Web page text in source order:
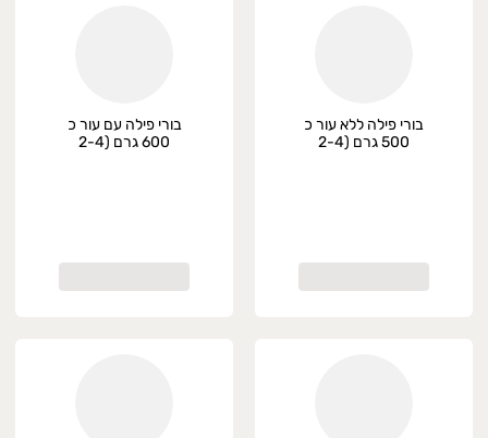
בורי פילה ללא עור כ
500 גרם (2-4
בורי פילה עם עור כ
600 גרם (2-4